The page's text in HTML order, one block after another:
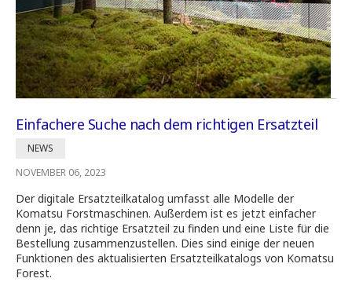
Einfachere Suche nach dem richtigen Ersatzteil
NEWS
NOVEMBER 06, 2023
Der digitale Ersatzteilkatalog umfasst alle Modelle der
Komatsu Forstmaschinen. Außerdem ist es jetzt einfacher
denn je, das richtige Ersatzteil zu finden und eine Liste für die
Bestellung zusammenzustellen. Dies sind einige der neuen
Funktionen des aktualisierten Ersatzteilkatalogs von Komatsu
Forest.